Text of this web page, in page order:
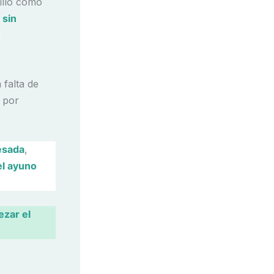
falta de
por
,
ayuno
el